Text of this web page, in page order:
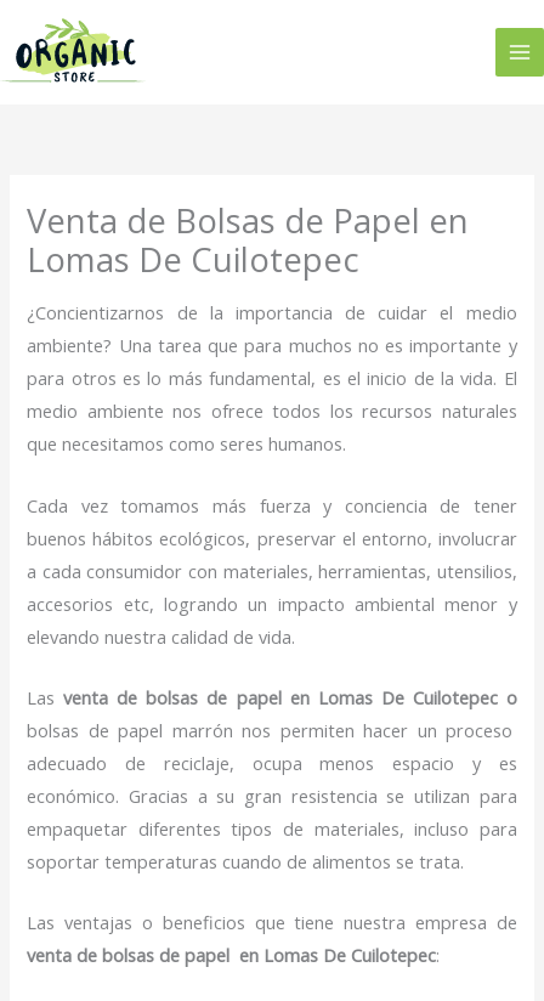
contenido
Venta de Bolsas de Papel en
Lomas De Cuilotepec
¿Concientizarnos de la importancia de cuidar el medio
ambiente? Una tarea que para muchos no es importante y
para otros es lo más fundamental, es el inicio de la vida. El
medio ambiente nos ofrece todos los recursos naturales
que necesitamos como seres humanos.
Cada vez tomamos más fuerza y conciencia de tener
buenos hábitos ecológicos, preservar el entorno, involucrar
a cada consumidor con materiales, herramientas, utensilios,
accesorios etc, logrando un impacto ambiental menor y
elevando nuestra calidad de vida.
Lasventa de bolsas de papel en Lomas De Cuilotepec o
bolsas de papel marrón nos permiten hacer un proceso
adecuado de reciclaje, ocupa menos espacio y es
económico. Gracias a su gran resistencia se utilizan para
empaquetar diferentes tipos de materiales, incluso para
soportar temperaturas cuando de alimentos se trata.
Las ventajas o beneficios que tiene nuestra empresa de
venta de bolsas de papel en Lomas De Cuilotepec: